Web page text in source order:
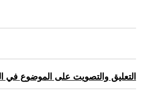
التعليق والتصويت على الموضوع في